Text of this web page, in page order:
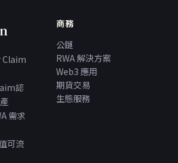
Claim
認
需求
可流
商務
公鏈
RWA 解決方案
Web3 應用
期貨交易
生態服務